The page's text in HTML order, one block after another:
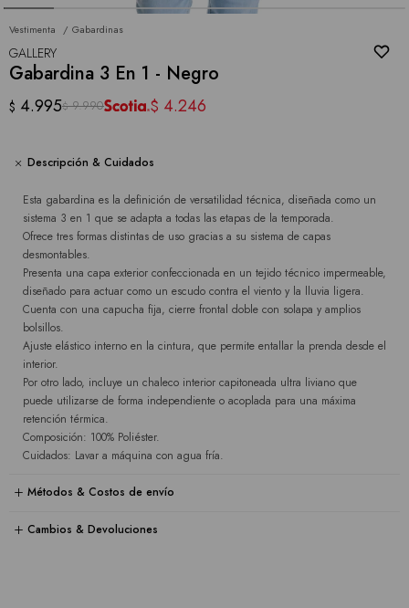
Vestimenta Gabardinas
GALLERY
Gabardina 3 En 1 - Negro
$ 4.995$ 9.990 $ 4.246
Descripción & Cuidados
Esta gabardina es la definición de versatilidad técnica, diseñada como un
sistema 3 en 1 que se adapta a todas las etapas de la temporada.
Ofrece tres formas distintas de uso gracias a su sistema de capas
desmontables.
Presenta una capa exterior confeccionada en un tejido técnico impermeable,
diseñado para actuar como un escudo contra el viento y la lluvia ligera.
Cuenta con una capucha fija, cierre frontal doble con solapa y amplios
bolsillos.
Ajuste elástico interno en la cintura, que permite entallar la prenda desde el
interior.
Por otro lado, incluye un chaleco interior capitoneada ultra liviano que
puede utilizarse de forma independiente o acoplada para una máxima
retención térmica.
Composición: 100% Poliéster.
Cuidados: Lavar a máquina con agua fría.
Métodos & Costos de envío
Cambios & Devoluciones